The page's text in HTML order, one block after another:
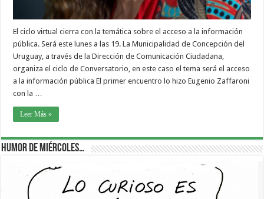
El ciclo virtual cierra con la temática sobre el acceso a la información
pública. Será este lunes a las 19. La Municipalidad de Concepción del
Uruguay, a través de la Dirección de Comunicación Ciudadana,
organiza el ciclo de Conversatorio, en este caso el tema será el acceso
a la información pública El primer encuentro lo hizo Eugenio Zaffaroni
con la …
Leer Más »
Humor de Miércoles…